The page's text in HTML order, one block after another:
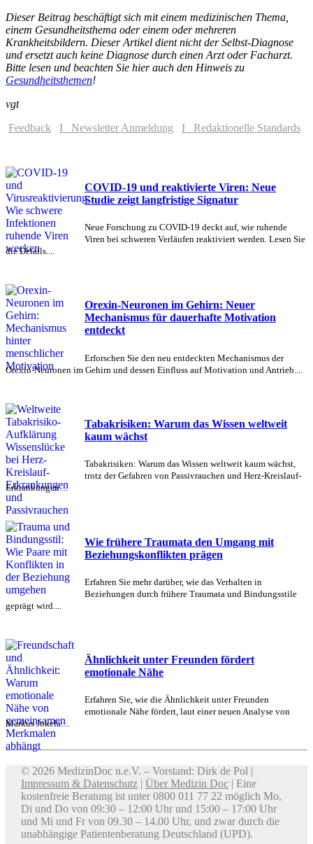
Dieser Beitrag beschäftigt sich mit einem medizinischen Thema,
einem Gesundheitsthema oder einem oder mehreren
Krankheitsbildern. Dieser Artikel dient nicht der Selbst-Diagnose
und ersetzt auch keine Diagnose durch einen Arzt oder Facharzt.
Bitte lesen und beachten Sie hier auch den Hinweis zu
Gesundheitsthemen!
vgt
Feedback
I Newsletter Anmeldung I Redaktionelle Standards
COVID-19 und reaktivierte Viren: Neue
Studie zeigt langfristige Signatur
Neue Forschung zu COVID-19 deckt auf, wie ruhende
Viren bei schweren Verläufen reaktiviert werden. Lesen Sie
die Details....
Orexin-Neuronen im Gehirn: Neuer
Mechanismus für dauerhafte Motivation
entdeckt
Erforschen Sie den neu entdeckten Mechanismus der
Orexin-Neuronen im Gehirn und dessen Einfluss auf Motivation und Antrieb....
Tabakrisiken: Warum das Wissen weltweit
kaum wächst
Tabakrisiken: Warum das Wissen weltweit kaum wächst,
trotz der Gefahren von Passivrauchen und Herz-Kreislauf-
Erkrankungen....
Wie frühere Traumata den Umgang mit
Beziehungskonflikten prägen
Erfahren Sie mehr darüber, wie das Verhalten in
Beziehungen durch frühere Traumata und Bindungsstile
geprägt wird....
Ähnlichkeit unter Freunden fördert
emotionale Nähe
Erfahren Sie, wie die Ähnlichkeit unter Freunden
emotionale Nähe fördert, laut einer neuen Analyse von
Markus Jokela....
© 2026 MedizinDoc n.e.V. – Vorstand: Dirk de Pol |
Impressum & Datenschutz | Über Medizin Doc | Eine
kostenfreie Beratung ist unter 0800 011 77 22 möglich Mo,
Di und Do von 09:30 – 12:00 Uhr und 15:00 – 17:00 Uhr
und Mi und Fr von 09.30 – 14.00 Uhr, und zwar durch die
unabhängige Patientenberatung Deutschland (UPD).